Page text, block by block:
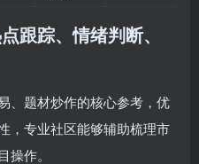
跟踪、情绪判断、
、题材炒作的核心参考，优
，专业社区能够辅助梳理市
作。